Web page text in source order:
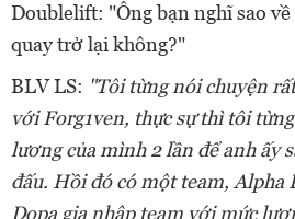
Doublelift: "Ông bạn nghĩ sao về
quay trở lại không?"
BLV LS: "Tôi từng nói chuyện
với Forg1ven, thực sự thì tôi
lương của mình 2 lần để anh ấy
đấu. Hồi đó có một team, Alpha
Dopa gia nhập team với mức